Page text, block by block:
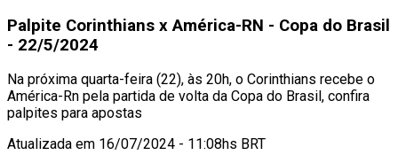
Palpite Corinthians x América-RN - Copa do Brasil
- 22/5/2024
Na próxima quarta-feira (22), às 20h, o Corinthians recebe o
América-Rn pela partida de volta da Copa do Brasil, confira
palpites para apostas
Atualizada em 16/07/2024 - 11:08hs BRT